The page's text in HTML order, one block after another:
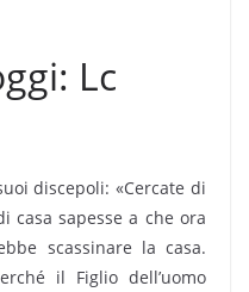
Lc
discepoli: «Cercate di
casa sapesse a che ora
scassinare la casa.
il Figlio dell’uomo